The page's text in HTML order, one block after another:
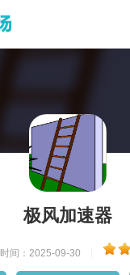
极风加速器
时间：2025-09-30